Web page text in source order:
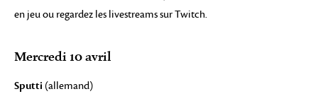
en jeu ou regardez les livestreams sur Twitch.
Mercredi 10 avril
Sputti (allemand)